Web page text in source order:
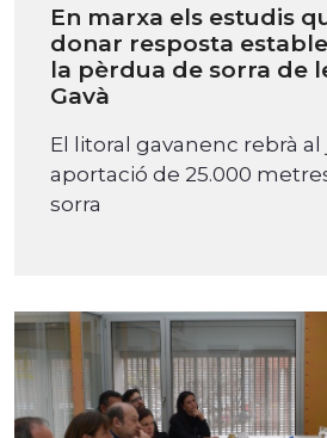
En marxa els estudis
donar resposta
la pèrdua de sorra de
Gavà
El litoral gavanenc rebrà al
aportació de 25.000
sorra